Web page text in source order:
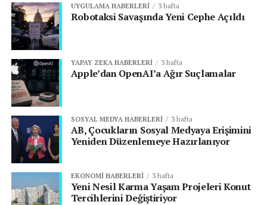
UYGULAMA HABERLERI 3 hafta
Robotaksi Savaşında Yeni Cephe Açıldı
YAPAY ZEKA HABERLERI 3 hafta
Apple’dan OpenAI’a Ağır Suçlamalar
SOSYAL MEDYA HABERLERI 3 hafta
AB, Çocukların Sosyal Medyaya Erişimini
Yeniden Düzenlemeye Hazırlanıyor
EKONOMI HABERLERI 3 hafta
Yeni Nesil Karma Yaşam Projeleri Konut
Tercihlerini Değiştiriyor